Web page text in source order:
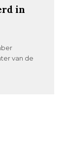
in
van de